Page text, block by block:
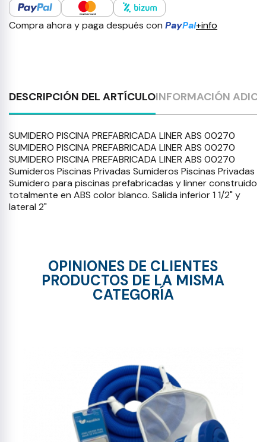
Compra ahora y paga después con PayPal+info
DESCRIPCIÓN DEL ARTÍCULOINFORMACIÓN
SUMIDERO PISCINA PREFABRICADA LINER ABS 00270
SUMIDERO PISCINA PREFABRICADA LINER ABS 00270
SUMIDERO PISCINA PREFABRICADA LINER ABS 00270
Sumideros Piscinas Privadas Sumideros Piscinas Privadas
Sumidero para piscinas prefabricadas y linner construido
totalmente en ABS color blanco. Salida inferior 1 1/2" y
lateral 2"
OPINIONES DE CLIENTES
PRODUCTOS DE LA MISMA
CATEGORÍA